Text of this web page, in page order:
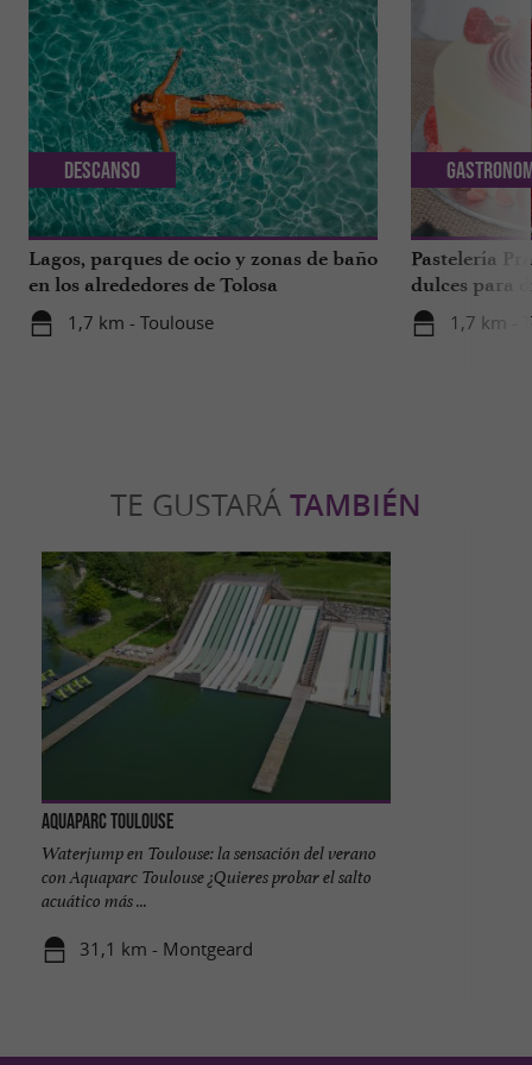
Lagos, parques de ocio y zonas de baño
en los alrededores de Tolosa
1,7 km - Toulouse
Descanso
Pastelería
dulces para
a 1 hora de
1,7 km -
TE GUSTARÁ TAMBIÉN
Aquaparc Toulouse
Waterjump en Toulouse: la sensación del verano
con Aquaparc Toulouse ¿Quieres probar el salto
acuático más ...
31,1 km - Montgeard